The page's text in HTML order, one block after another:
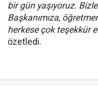
bir gün yaşıyoruz.
Başkanımıza,
herkese çok teşekkür
özetledi.